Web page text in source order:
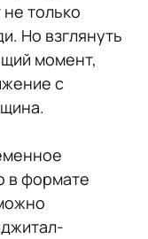
только
Но взглянуть
момент,
с
в формате